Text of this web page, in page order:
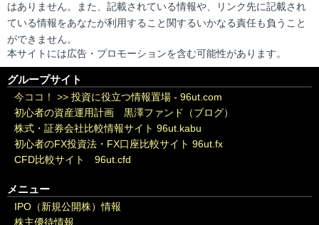
はありません。また、記載されている情報や、リンク先に記載され
ている情報をあなたが利用すること関するいかなる責任も負うこと
ができません。
本サイトには広告・プロモーションを含む可能性があります。
グループサイト
今ココ！ >> 投資に役立つ情報置場 - 96ut.com
初心者の資産運用計画 黒澤ファンド（ブログ）
株式・証券会社比較情報サイト 96ut.kabu
初心者のFX投資法・FX口座比較サイト 96ut.fx
CFD比較サイト 96ut.cfd
メニュー
IPO（新規公開株）情報
株主優待情報